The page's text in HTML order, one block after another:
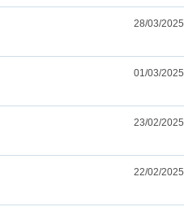
28/03/2025
01/03/2025
23/02/2025
22/02/2025